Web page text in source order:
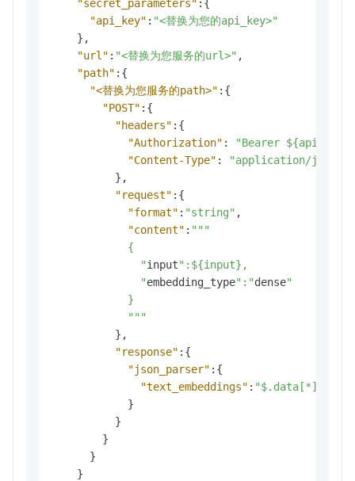
"secret_parameters" : {
"api_key" : "<替换为您的api_key>"
} ,
"url" : "<替换为您服务的url>" ,
"path" : {
"<替换为您服务的path>" : {
"POST" : {
"headers" : {
"Authorization" :
"Bearer ${api_key}"
"Content-Type" :
"application/
} ,
"request" : {
"format" : "string" ,
"content" : "" "
            {
              "
input":${input},
              "
embedding_type":"dense"
            }
            "
""
} ,
"response" : {
"json_parser" : {
"text_embeddings" :
}
}
}
}
}